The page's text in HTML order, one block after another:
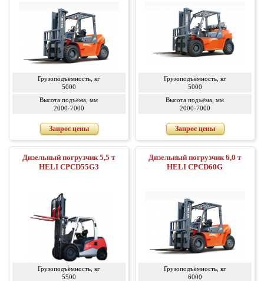
Грузоподъёмность, кг
5000
Высота подъёма, мм
2000-7000
Запрос цены
Грузоподъёмность, кг
5000
Высота подъёма, мм
2000-7000
Запрос цены
Дизельный погрузчик 5,5 т
HELI CPCD55G3
Грузоподъёмность, кг
5500
Дизельный погрузчик 6,0 т
HELI CPCD60G
Грузоподъёмность, кг
6000